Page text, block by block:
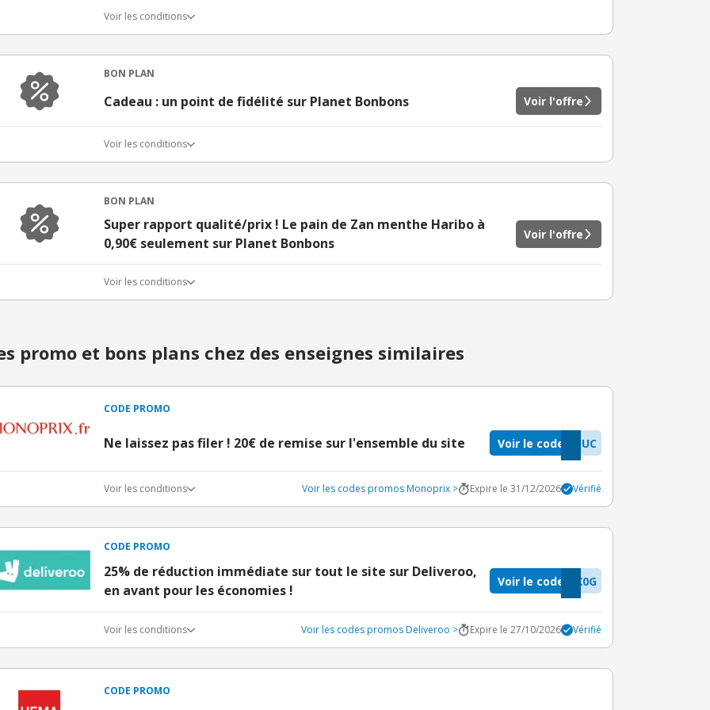
Voir les conditions
BON PLAN
Cadeau : un point de fidélité sur Planet Bonbons Voir l'offre
Voir les conditions
BON PLAN
Super rapport qualité/prix ! Le pain de Zan menthe Haribo à
0,90€ seulement sur Planet Bonbons
Voir l'offre
Voir les conditions
promo et bons plans chez des enseignes similaires
CODE PROMO
Ne laissez pas filer ! 20€ de remise sur l'ensemble du site UUC
Voir le code
Voir les conditions Voir les codes promos Monoprix > Expire le 31/12/2026 Vérifié
CODE PROMO
25% de réduction immédiate sur tout le site sur Deliveroo,
en avant pour les économies !
X0G
Voir le code
Voir les conditions Voir les codes promos Deliveroo > Expire le 27/10/2026 Vérifié
CODE PROMO